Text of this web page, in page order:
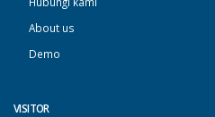
About us
Demo
VISITOR